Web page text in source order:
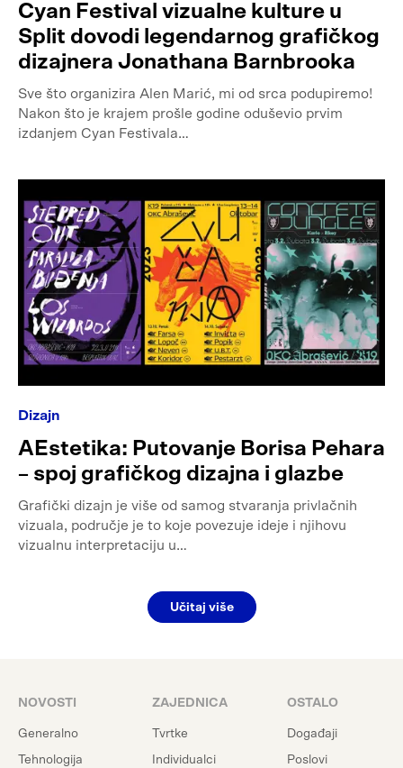
Cyan Festival vizualne kulture u
Split dovodi legendarnog grafičkog
dizajnera Jonathana Barnbrooka
Sve što organizira Alen Marić, mi od srca podupiremo!
Nakon što je krajem prošle godine oduševio prvim
izdanjem Cyan Festivala…
Dizajn
AEstetika: Putovanje Borisa Pehara
– spoj grafičkog dizajna i glazbe
Grafički dizajn je više od samog stvaranja privlačnih
vizuala, područje je to koje povezuje ideje i njihovu
vizualnu interpretaciju u…
Učitaj više
NOVOSTI
Generalno
Tehnologija
ZAJEDNICA
Tvrtke
Individualci
OSTALO
Događaji
Poslovi